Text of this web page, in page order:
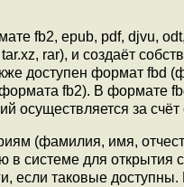
fb2, epub, pdf, djvu,
rar), и создаёт
доступен формат fbd
fb2). В формате
осуществляется за
(фамилия, имя,
в системе для
если таковые